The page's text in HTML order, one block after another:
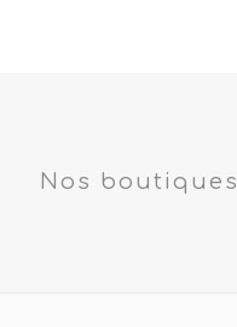
Nos boutiques